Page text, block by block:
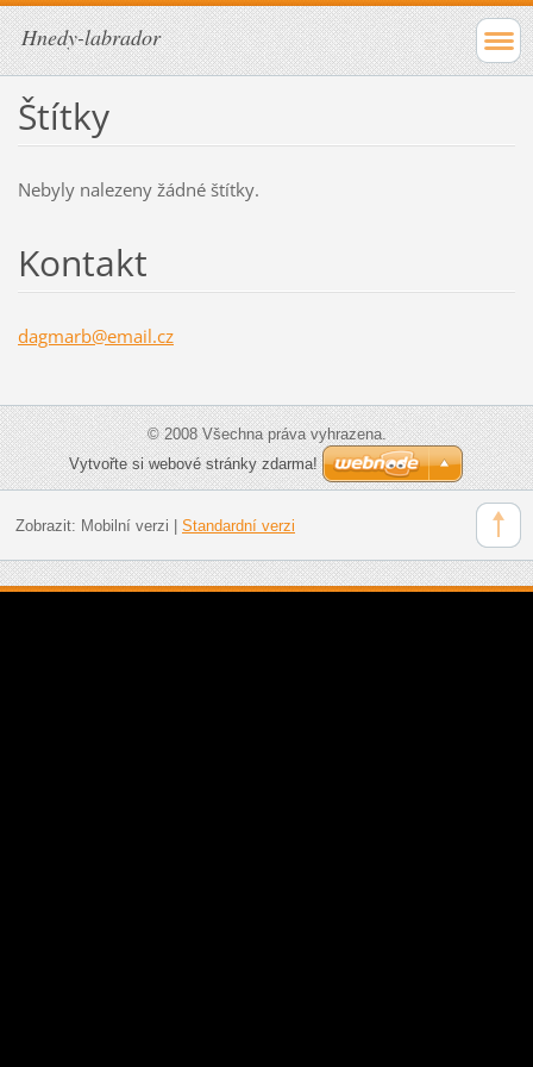
Hnedy-labrador
Štítky
Nebyly nalezeny žádné štítky.
Kontakt
dagmarb@email.cz
© 2008 Všechna práva vyhrazena.
Vytvořte si webové stránky zdarma!
Zobrazit: Mobilní verzi Standardní verzi